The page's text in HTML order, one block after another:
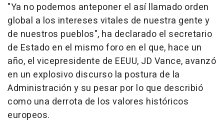
"Ya no podemos anteponer el así llamado orden
global a los intereses vitales de nuestra gente y
de nuestros pueblos", ha declarado el secretario
de Estado en el mismo foro en el que, hace un
año, el vicepresidente de EEUU, JD Vance, avanzó
en un explosivo discurso la postura de la
Administración y su pesar por lo que describió
como una derrota de los valores históricos
europeos.